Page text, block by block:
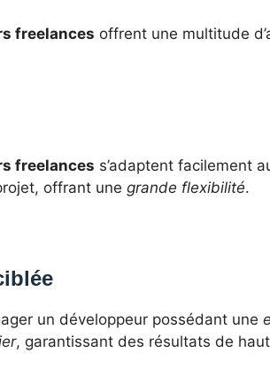
freelances offrent une multitude
freelances s’adaptent facilement
offrant une grande flexibilité.
un développeur possédant une
, garantissant des résultats de